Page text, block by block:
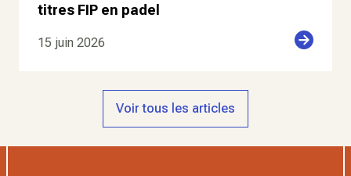
titres FIP en padel
15 juin 2026
Voir tous les articles